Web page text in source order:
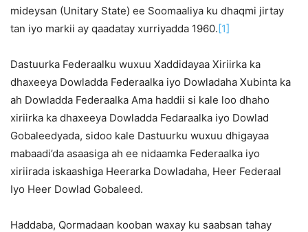
mideysan (Unitary State) ee Soomaaliya ku dhaqmi jirtay
tan iyo markii ay qaadatay xurriyadda 1960.[1]
Dastuurka Federaalku wuxuu Xaddidayaa Xiriirka ka
dhaxeeya Dowladda Federaalka iyo Dowladaha Xubinta ka
ah Dowladda Federaalka Ama haddii si kale loo dhaho
xiriirka ka dhaxeeya Dowladda Fedaraalka iyo Dowlad
Gobaleedyada, sidoo kale Dastuurku wuxuu dhigayaa
mabaadi’da asaasiga ah ee nidaamka Federaalka iyo
xiriirada iskaashiga Heerarka Dowladaha, Heer Federaal
Iyo Heer Dowlad Gobaleed.
Haddaba, Qormadaan kooban waxay ku saabsan tahay